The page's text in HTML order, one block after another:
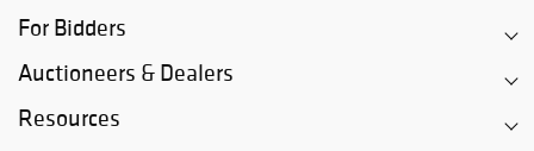
For Bidders
Auctioneers & Dealers
Resources